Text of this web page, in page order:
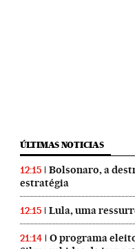
ÚLTIMAS NOTICIAS
12:15
Bolsonaro, a
estratégia
12:15 Lula, uma
21:14
O programa